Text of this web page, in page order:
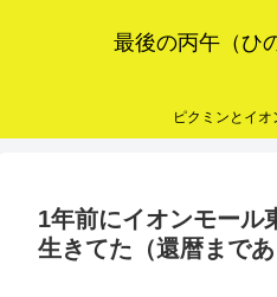
最後の丙午（ひ
ピクミンとイオ
1年前にイオンモール
生きてた（還暦まであ